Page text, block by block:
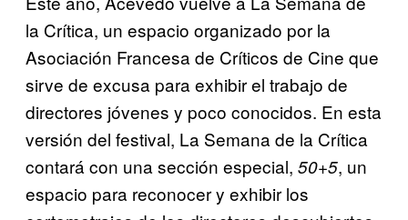
la Crítica, un espacio organizado por la
Asociación Francesa de Críticos de Cine que
sirve de excusa para exhibir el trabajo de
directores jóvenes y poco conocidos. En esta
versión del festival, La Semana de la Crítica
contará con una sección especial, 50+5, un
espacio para reconocer y exhibir los